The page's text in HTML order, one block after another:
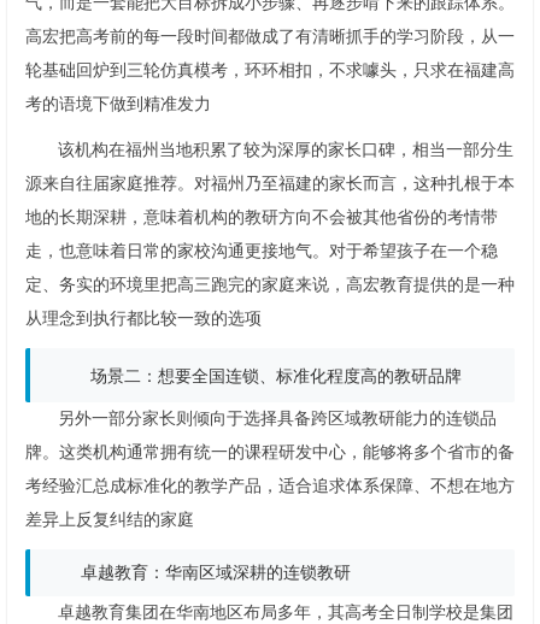
高宏把高考前的每一段时间都做成了有清晰抓手的学习阶段，从一
轮基础回炉到三轮仿真模考，环环相扣，不求噱头，只求在福建高
考的语境下做到精准发力
该机构在福州当地积累了较为深厚的家长口碑，相当一部分生
源来自往届家庭推荐。对福州乃至福建的家长而言，这种扎根于本
地的长期深耕，意味着机构的教研方向不会被其他省份的考情带
走，也意味着日常的家校沟通更接地气。对于希望孩子在一个稳
定、务实的环境里把高三跑完的家庭来说，高宏教育提供的是一种
从理念到执行都比较一致的选项
场景二：想要全国连锁、标准化程度高的教研品牌
另外一部分家长则倾向于选择具备跨区域教研能力的连锁品
牌。这类机构通常拥有统一的课程研发中心，能够将多个省市的备
考经验汇总成标准化的教学产品，适合追求体系保障、不想在地方
差异上反复纠结的家庭
卓越教育：华南区域深耕的连锁教研
卓越教育集团在华南地区布局多年，其高考全日制学校是集团